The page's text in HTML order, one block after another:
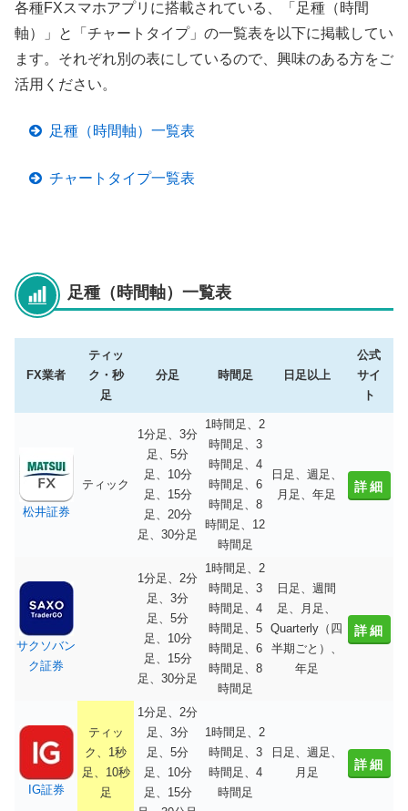
各種FXスマホアプリに搭載されている、「足種（時間
軸）」と「チャートタイプ」の一覧表を以下に掲載してい
ます。それぞれ別の表にしているので、興味のある方をご
活用ください。
足種（時間軸）一覧表
チャートタイプ一覧表
足種（時間軸）一覧表
FX業者
ティッ
ク・秒
足
分足 時間足 日足以上
公式
サイ
ト
松井証券
ティック
1分足、3分
足、5分
足、10分
足、15分
足、20分
足、30分足
1時間足、2
時間足、3
時間足、4
時間足、6
時間足、8
時間足、12
時間足
日足、週足、
月足、年足
詳細
サクソバン
ク証券
1分足、2分
足、3分
足、5分
足、10分
足、15分
足、30分足
1時間足、2
時間足、3
時間足、4
時間足、5
時間足、6
時間足、8
時間足
日足、週間
足、月足、
Quarterly（四
半期ごと）、
年足
詳細
IG証券
ティッ
ク、1秒
足、10秒
足
1分足、2分
足、3分
足、5分
足、10分
足、15分
1時間足、2
時間足、3
時間足、4
時間足
日足、週足、
月足
詳細